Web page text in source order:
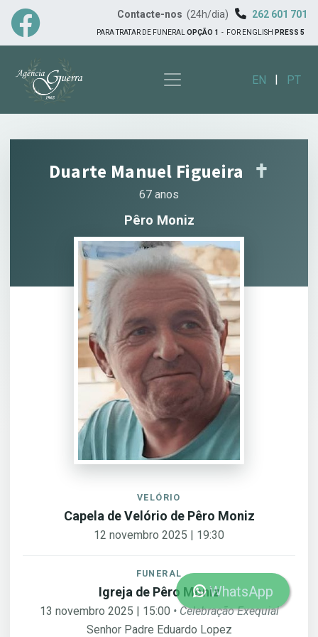
Contacte-nos (24h/dia) 262 601 701
PARA TRATAR DE FUNERAL OPÇÃO 1 - FOR ENGLISH PRESS 5
EN | PT
Duarte Manuel Figueira ✝︎
67 anos
Pêro Moniz
VELÓRIO
Capela de Velório de Pêro Moniz
12 novembro 2025 | 19:30
FUNERAL
Igreja de Pêro Moniz
13 novembro 2025 | 15:00 • Celebração Exequial
Senhor Padre Eduardo Lopez
WhatsApp